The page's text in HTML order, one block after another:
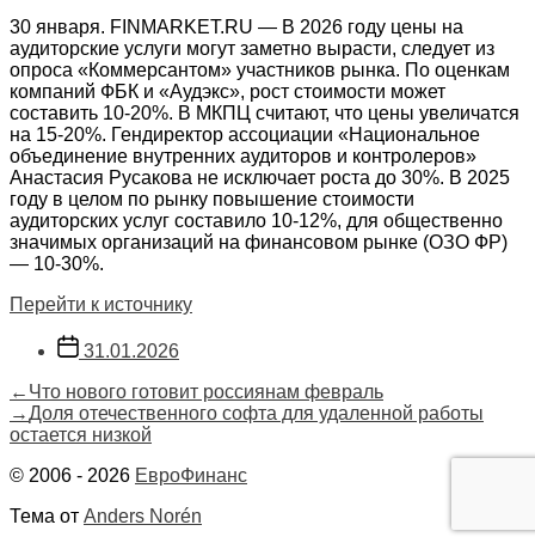
30 января. FINMARKET.RU — В 2026 году цены на
аудиторские услуги могут заметно вырасти, следует из
опроса «Коммерсантом» участников рынка. По оценкам
компаний ФБК и «Аудэкс», рост стоимости может
составить 10-20%. В МКПЦ считают, что цены увеличатся
на 15-20%. Гендиректор ассоциации «Национальное
объединение внутренних аудиторов и контролеров»
Анастасия Русакова не исключает роста до 30%. В 2025
году в целом по рынку повышение стоимости
аудиторских услуг составило 10-12%, для общественно
значимых организаций на финансовом рынке (ОЗО ФР)
— 10-30%.
Перейти к источнику
Дата
записи
31.01.2026
Навигация
по
записям
← Предыдущая
запись:
Что нового готовит россиянам февраль
→ Следующая
запись:
Доля отечественного софта для удаленной работы
остается низкой
© 2006 - 2026 ЕвроФинанс
Тема от Anders Norén